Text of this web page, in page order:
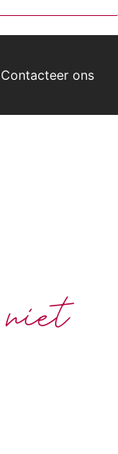
Contacteer ons